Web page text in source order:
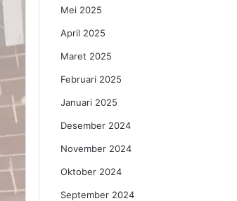
Mei 2025
April 2025
Maret 2025
Februari 2025
Januari 2025
Desember 2024
November 2024
Oktober 2024
September 2024